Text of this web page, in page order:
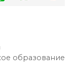
образование